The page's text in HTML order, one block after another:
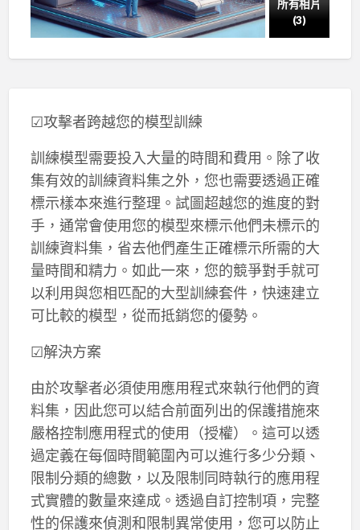
所有相片
(3)
☑攻擊者跨越您的模型訓練
訓練模型需要投入大量的時間和費用。除了收
集有效的訓練資料集之外，您也需要透過正確
標示樣本來進行整理。試圖超越您的進度的對
手，通常會使用您的模型來標示他們未標示的
訓練資料集，省去他們產生正確標示所需的大
量時間和精力。如此一來，您的競爭對手就可
以利用與您相匹配的大型訓練套件，快速建立
可比較的模型，從而抵銷您的優勢。
☑解決方案
由於攻擊者必須使用應用程式來執行他們的資
料集，因此您可以結合前面列出的保護措施來
嚴格控制應用程式的使用（授權）。這可以透
過定義在每個時間範圍內可以進行多少分類、
限制分類的總數，以及限制同時執行的應用程
式實體的數量來達成。透過自訂控制項，完整
性的保護來偵測和限制異常使用，您可以防止